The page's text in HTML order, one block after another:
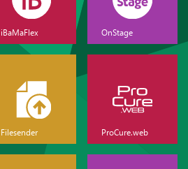
iBaMaFlex OnStage
Filesender ProCure.web